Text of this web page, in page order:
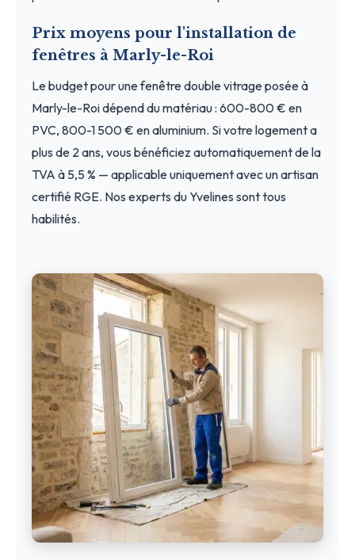
Prix moyens pour l'installation de
fenêtres à Marly-le-Roi
Le budget pour une fenêtre double vitrage posée à
Marly-le-Roi dépend du matériau : 600-800 € en
PVC, 800-1 500 € en aluminium. Si votre logement a
plus de 2 ans, vous bénéficiez automatiquement de la
TVA à 5,5 % — applicable uniquement avec un artisan
certifié RGE. Nos experts du Yvelines sont tous
habilités.